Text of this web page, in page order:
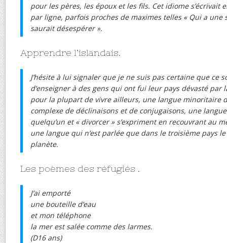
pour les pères, les époux et les fils. Cet idiome s’écrivait
par ligne, parfois proches de maximes telles « Qui a une
saurait désespérer ».
Apprendre l’islandais.
J’hésite à lui signaler que je ne suis pas certaine que ce
d’enseigner à des gens qui ont fui leur pays dévasté par
pour la plupart de vivre ailleurs, une langue minoritaire
complexe de déclinaisons et de conjugaisons, une
quelqu’un et « divorcer » s’expriment en recouvrant au
une langue qui n’est parlée que dans le troisième pays
planète.
Les poèmes des réfugiés .
J’ai emporté
une bouteille d’eau
et mon téléphone
la mer est salée comme des larmes.
(D16 ans)